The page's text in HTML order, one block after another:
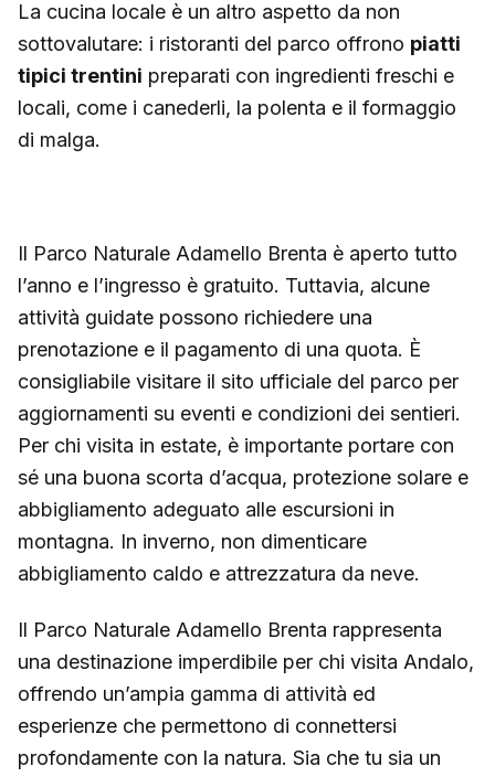
La cucina locale è un altro aspetto da non
sottovalutare: i ristoranti del parco offrono piatti
tipici trentini preparati con ingredienti freschi e
locali, come i canederli, la polenta e il formaggio
di malga.
Il Parco Naturale Adamello Brenta è aperto tutto
l’anno e l’ingresso è gratuito. Tuttavia, alcune
attività guidate possono richiedere una
prenotazione e il pagamento di una quota. È
consigliabile visitare il sito ufficiale del parco per
aggiornamenti su eventi e condizioni dei sentieri.
Per chi visita in estate, è importante portare con
sé una buona scorta d’acqua, protezione solare e
abbigliamento adeguato alle escursioni in
montagna. In inverno, non dimenticare
abbigliamento caldo e attrezzatura da neve.
Il Parco Naturale Adamello Brenta rappresenta
una destinazione imperdibile per chi visita Andalo,
offrendo un’ampia gamma di attività ed
esperienze che permettono di connettersi
profondamente con la natura. Sia che tu sia un